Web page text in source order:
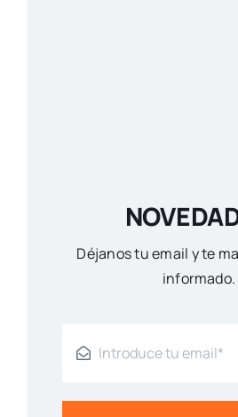
Déjanos tu email y te
informado.